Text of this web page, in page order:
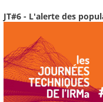
JT#6 - L'alerte des